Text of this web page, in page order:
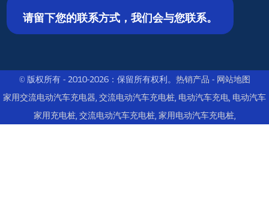
请留下您的联系方式，我们会与您联系。
© 版权所有 - 2010-2026：保留所有权利。 热销产品 - 网站地图
家用交流电动汽车充电器 交流电动汽车充电桩 电动汽车充电 电动汽车
家用充电桩, 交流电动汽车充电桩, 家用电动汽车充电桩,